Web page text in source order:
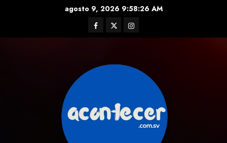
agosto 9, 2026 9:58:28 AM
Facebook
TwitterInstagram